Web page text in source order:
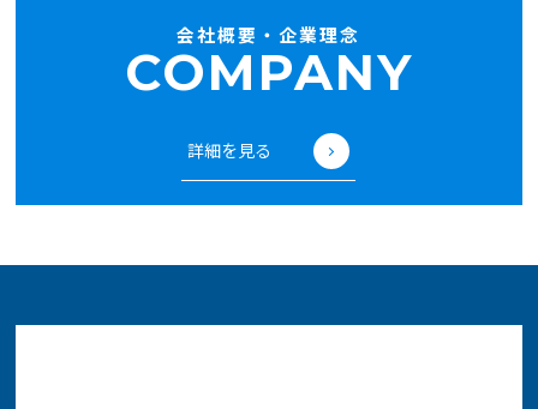
会社概要・企業理念
COMPANY
詳細を見る